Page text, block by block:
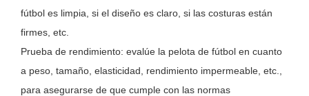
fútbol es limpia, si el diseño es claro, si las costuras están
firmes, etc.
Prueba de rendimiento: evalúe la pelota de fútbol en cuanto
a peso, tamaño, elasticidad, rendimiento impermeable, etc.,
para asegurarse de que cumple con las normas